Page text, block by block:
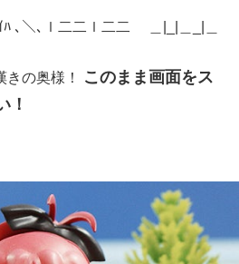
､＼､ｌ二二ｌ二二 ＿|_|＿_|＿
の奥様！
このまま画面をス
！